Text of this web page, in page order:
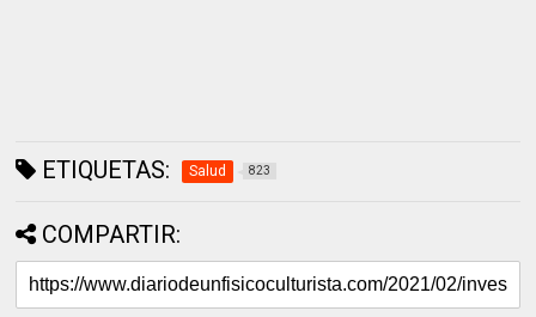
ETIQUETAS: Salud 823
COMPARTIR: